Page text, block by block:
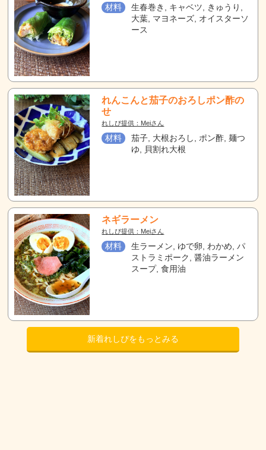
材料
生春巻き, キャベツ, きゅうり,
大葉, マヨネーズ, オイスターソ
ース
れんこんと茄子のおろしポン酢の
せ
れしぴ提供：Meiさん
材料
茄子, 大根おろし, ポン酢, 麺つ
ゆ, 貝割れ大根
ネギラーメン
れしぴ提供：Meiさん
材料
生ラーメン, ゆで卵, わかめ, パ
ストラミポーク, 醤油ラーメン
スープ, 食用油
新着れしぴをもっとみる